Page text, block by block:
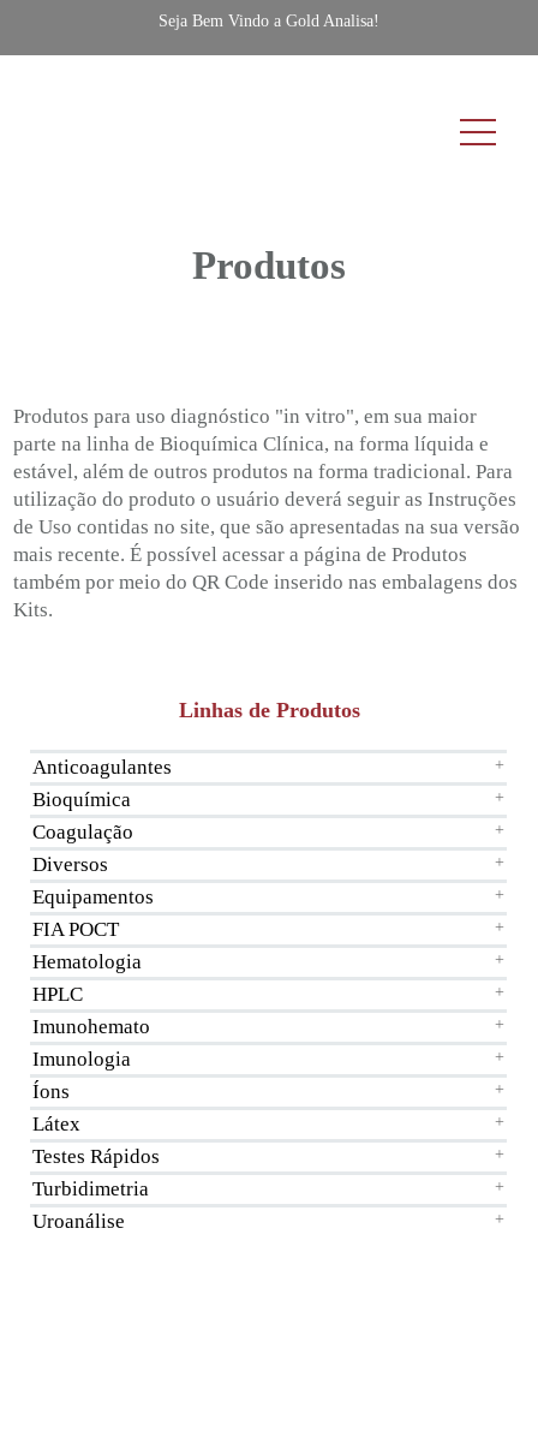
Seja Bem Vindo a Gold Analisa!
Produtos
Produtos para uso diagnóstico "in vitro", em sua maior
parte na linha de Bioquímica Clínica, na forma líquida e
estável, além de outros produtos na forma tradicional. Para
utilização do produto o usuário deverá seguir as Instruções
de Uso contidas no site, que são apresentadas na sua versão
mais recente. É possível acessar a página de Produtos
também por meio do QR Code inserido nas embalagens dos
Kits.
Linhas de Produtos
Anticoagulantes +
Bioquímica +
Coagulação +
Diversos +
Equipamentos +
FIA POCT +
Hematologia +
HPLC +
Imunohemato +
Imunologia +
Íons +
Látex +
Testes Rápidos +
Turbidimetria +
Uroanálise +